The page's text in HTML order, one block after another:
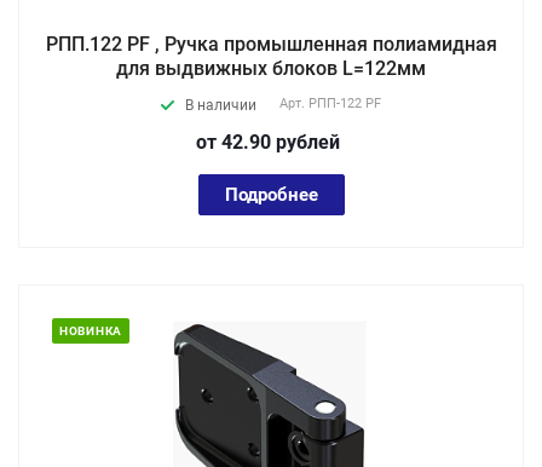
РПП.122 PF , Ручка промышленная полиамидная
для выдвижных блоков L=122мм
В наличии Арт. РПП-122 PF
от 42.90 рублей
Подробнее
НОВИНКА